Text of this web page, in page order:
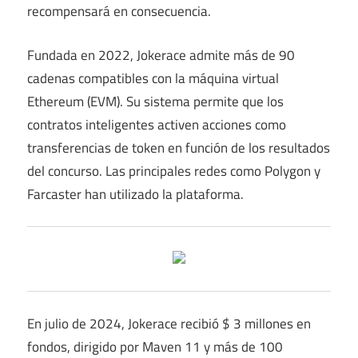
recompensará en consecuencia.
Fundada en 2022, Jokerace admite más de 90
cadenas compatibles con la máquina virtual
Ethereum (EVM). Su sistema permite que los
contratos inteligentes activen acciones como
transferencias de token en función de los resultados
del concurso. Las principales redes como Polygon y
Farcaster han utilizado la plataforma.
En julio de 2024, Jokerace recibió $ 3 millones en
fondos, dirigido por Maven 11 y más de 100